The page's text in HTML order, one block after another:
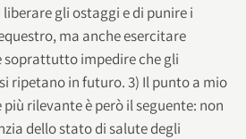
gli ostaggi e di punire i
ma anche esercitare
soprattutto impedire che gli
ripetano in futuro. 3) Il punto a mio
rilevante è però il seguente: non
dello stato di salute degli